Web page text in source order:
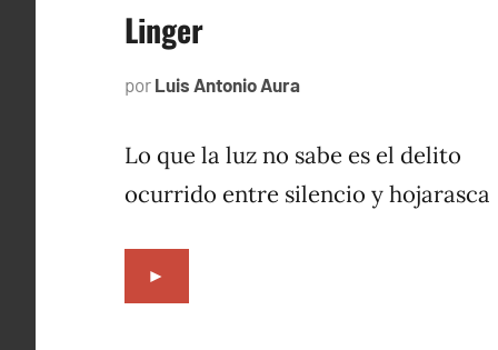
Linger
por Luis Antonio Aura
2024
Lo que la luz no sabe es el delito
ocurrido entre silencio y hojarasca
►